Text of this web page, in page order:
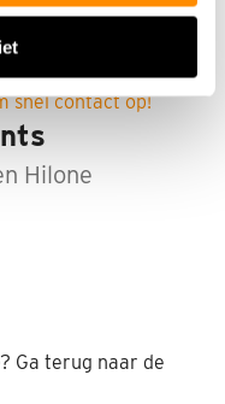
snel contact op!
Hilone
Ga terug naar de